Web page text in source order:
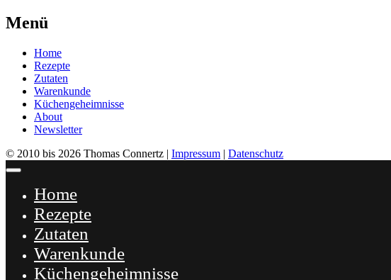
Menü
Home
Rezepte
Zutaten
Warenkunde
Küchengeheimnisse
About
Newsletter
© 2010 bis 2026 Thomas Connertz | Impressum | Datenschutz
Schließen
Home
Rezepte
Zutaten
Warenkunde
Küchengeheimnisse